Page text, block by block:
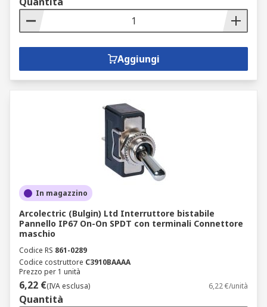
Aggiungi
In magazzino
Arcolectric (Bulgin) Ltd Interruttore bistabile
Pannello IP67 On-On SPDT con terminali Connettore
maschio
Codice RS 861-0289
Codice costruttore C3910BAAAA
Prezzo per 1 unità
6,22 €(IVA esclusa) 6,22 €/unità
Quantità